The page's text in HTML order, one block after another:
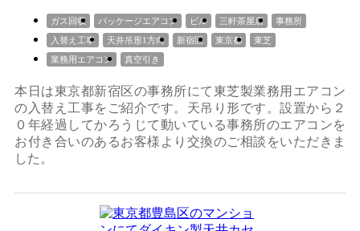
ガス回収 パッケージエアコン ビル 三軒茶屋店
事務所
入替え工事
天井吊形1方向 新宿区 東京都
東芝
業務用エアコン
真空引き
本日は東京都新宿区の事務所にて東芝製業務用エアコン
の入替え工事をご紹介です。天吊り形です。設置から２
０年経過してかろうじて動いている事務所のエアコンを
お付き合いのあるお客様より交換のご相談をいただきま
した。